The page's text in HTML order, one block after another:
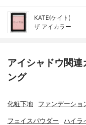
KATE(ケイト)
ザ アイカラー
アイシャドウ関
ング
化粧下地 ファンデーショ
フェイスパウダー ハイラ